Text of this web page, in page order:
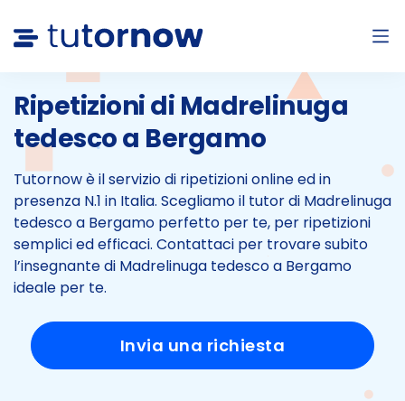
Ripetizioni di Madrelinuga
tedesco a Bergamo
Tutornow è il servizio di ripetizioni online ed in
presenza N.1 in Italia. Scegliamo il tutor di Madrelinuga
tedesco a Bergamo perfetto per te, per ripetizioni
semplici ed efficaci. Contattaci per trovare subito
l’insegnante di Madrelinuga tedesco a Bergamo
ideale per te.
Invia una richiesta